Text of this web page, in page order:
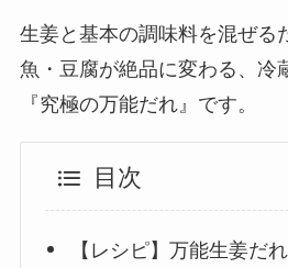
生姜と基本の調味料を混ぜる
魚・豆腐が絶品に変わる、冷
『究極の万能だれ』です。
目次
【レシピ】万能生姜だれ